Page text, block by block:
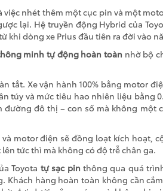
nhét thêm một cục pin và một
lại. Hệ truyền động Hybrid của
dòng xe Prius đầu tiên ra đời vào
minh tự động hoàn toàn nhờ bộ
tắt. Xe vận hành100% bằng motor
túy và mức tiêu hao nhiên liệu bằng0
đường đô thị – con số mà không một
motor điện sẽ đồng loạt kích hoạt,
tức thì mà không có độ trễ chân ga.
Toyota tự sạc pin thông qua quá
hàng hoàn toàn không cần